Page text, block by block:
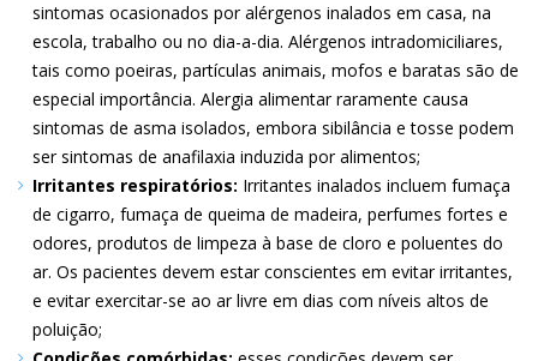
sintomas ocasionados por alérgenos inalados em casa, na
escola, trabalho ou no dia-a-dia. Alérgenos intradomiciliares,
tais como poeiras, partículas animais, mofos e baratas são de
especial importância. Alergia alimentar raramente causa
sintomas de asma isolados, embora sibilância e tosse podem
ser sintomas de anafilaxia induzida por alimentos
Irritantes respiratórios: Irritantes inalados incluem fumaça
de cigarro, fumaça de queima de madeira, perfumes fortes e
odores, produtos de limpeza à base de cloro e poluentes do
ar. Os pacientes devem estar conscientes em evitar irritantes,
e evitar exercitar-se ao ar livre em dias com níveis altos de
poluição